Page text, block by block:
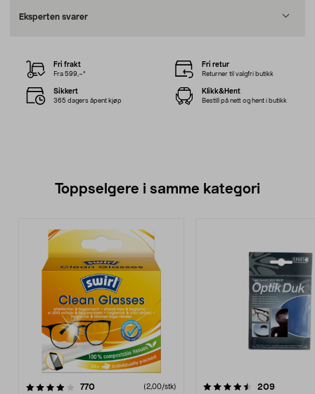
Eksperten svarer
Fri frakt
Fra 599,–*
Fri retur
Returner til valgfri butikk
Sikkert
365 dagers åpent kjøp
Klikk&Hent
Bestill på nett og hent i butikk
Toppselgere i samme kategori
770anmeldelser (2,00/stk)
4.5 av 5 stjerner 209
4.5 av 5 stjerner